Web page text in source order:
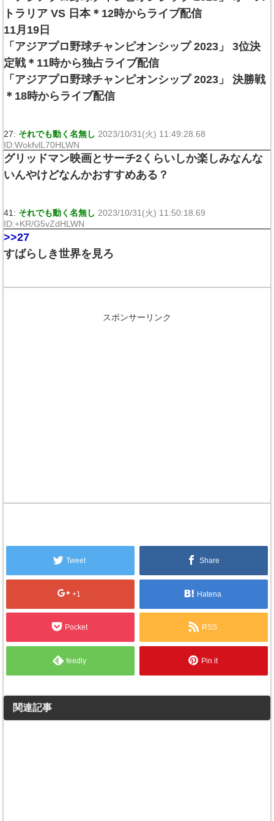
トラリア VS 日本＊12時からライブ配信
11月19日
「アジアプロ野球チャンピオンシップ 2023」 3位決
定戦＊11時から独占ライブ配信
「アジアプロ野球チャンピオンシップ 2023」 決勝戦
＊18時からライブ配信
27: それでも動く名無し 2023/10/31(火) 11:49:28.68
ID:WokfvlL70HLWN
グリッドマン映画とサーチ2くらいしか楽しみなんな
いんやけどなんかおすすめある？
41: それでも動く名無し 2023/10/31(火) 11:50:18.69
ID:+KR/G5vZdHLWN
>>27
すばらしき世界を見ろ
スポンサーリンク
Tweet Share
+1 Hatena
Pocket RSS
feedly Pin it
関連記事